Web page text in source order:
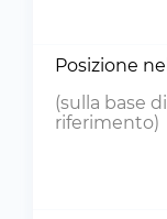
Posizione
(sulla base
riferimento)